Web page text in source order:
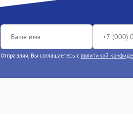
Отправляя, Вы соглашаетесь с политикой